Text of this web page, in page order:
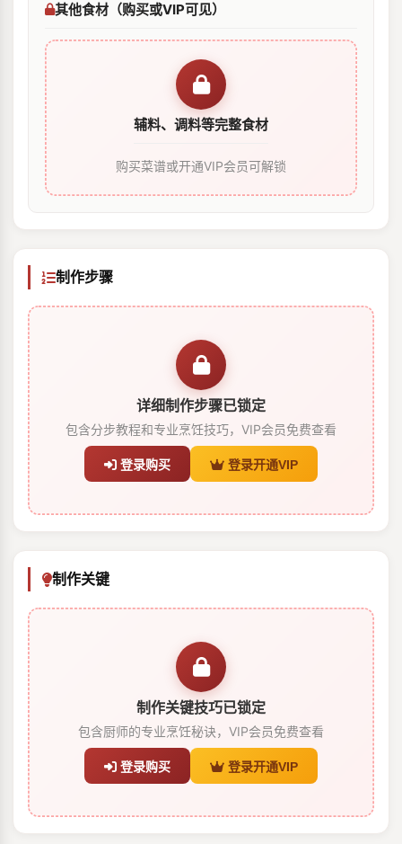
其他食材（购买或VIP可见）
辅料、调料等完整食材
购买菜谱或开通VIP会员可解锁
制作步骤
详细制作步骤已锁定
包含分步教程和专业烹饪技巧，VIP会员免费查看
登录购买 登录开通VIP
制作关键
制作关键技巧已锁定
包含厨师的专业烹饪秘诀，VIP会员免费查看
登录购买 登录开通VIP